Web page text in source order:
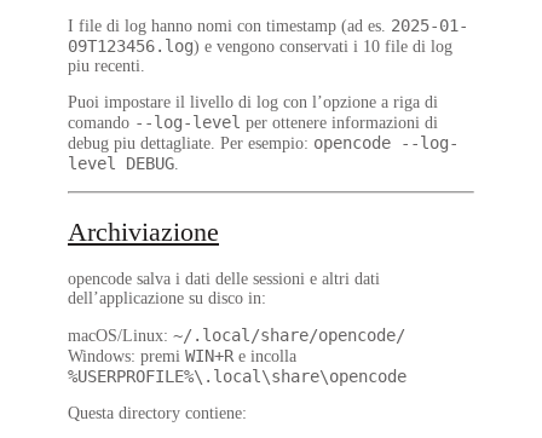
I file di log hanno nomi con timestamp (ad es. 2025-01-
09T123456.log) e vengono conservati i 10 file di log
piu recenti.
Puoi impostare il livello di log con l’opzione a riga di
comando --log-level per ottenere informazioni di
debug piu dettagliate. Per esempio: opencode --log-
level DEBUG.
Archiviazione
opencode salva i dati delle sessioni e altri dati
dell’applicazione su disco in:
macOS/Linux: ~/.local/share/opencode/
Windows: premi WIN+R e incolla
%USERPROFILE%\.local\share\opencode
Questa directory contiene: